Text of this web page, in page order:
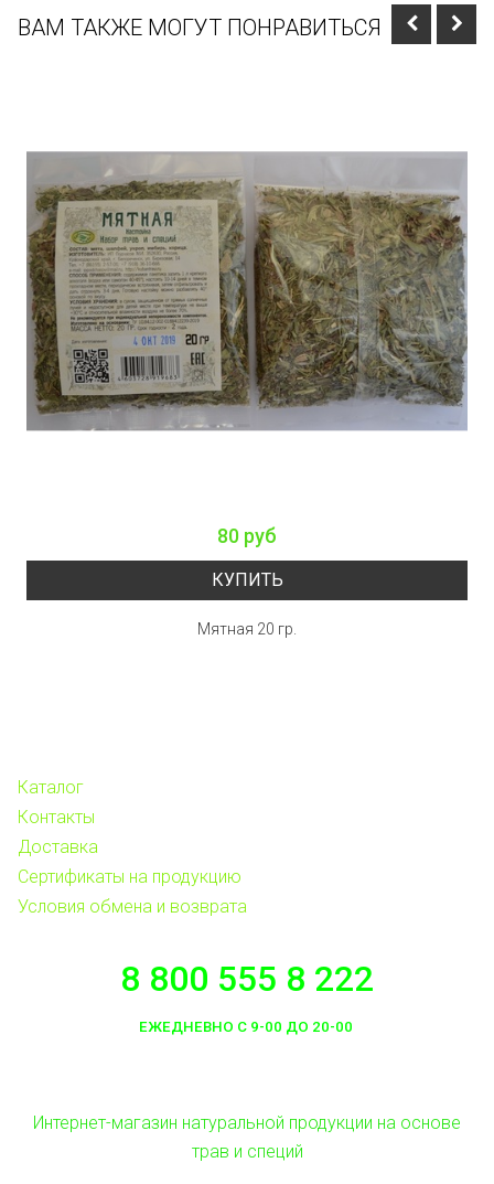
ВАМ ТАКЖЕ МОГУТ ПОНРАВИТЬСЯ
80 руб
КУПИТЬ
Мятная 20 гр.
Каталог
Контакты
Доставка
Сертификаты на продукцию
Условия обмена и возврата
8 800 555 8 222
ЕЖЕДНЕВНО С 9-00 ДО 20-00
Интернет-магазин натуральной продукции на основе
трав и специй